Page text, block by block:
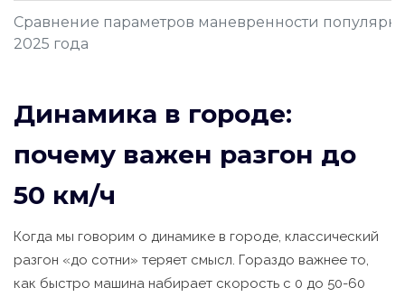
Сравнение параметров маневренности
2025 года
Динамика в городе:
почему важен разгон до
50 км/ч
Когда мы говорим о динамике в городе, классический
разгон «до сотни» теряет смысл. Гораздо важнее то,
как быстро машина набирает скорость с 0 до 50-60